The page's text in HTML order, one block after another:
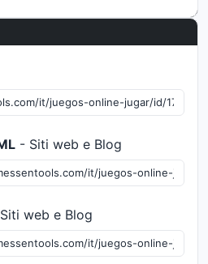
- Siti web e Blog
web e Blog